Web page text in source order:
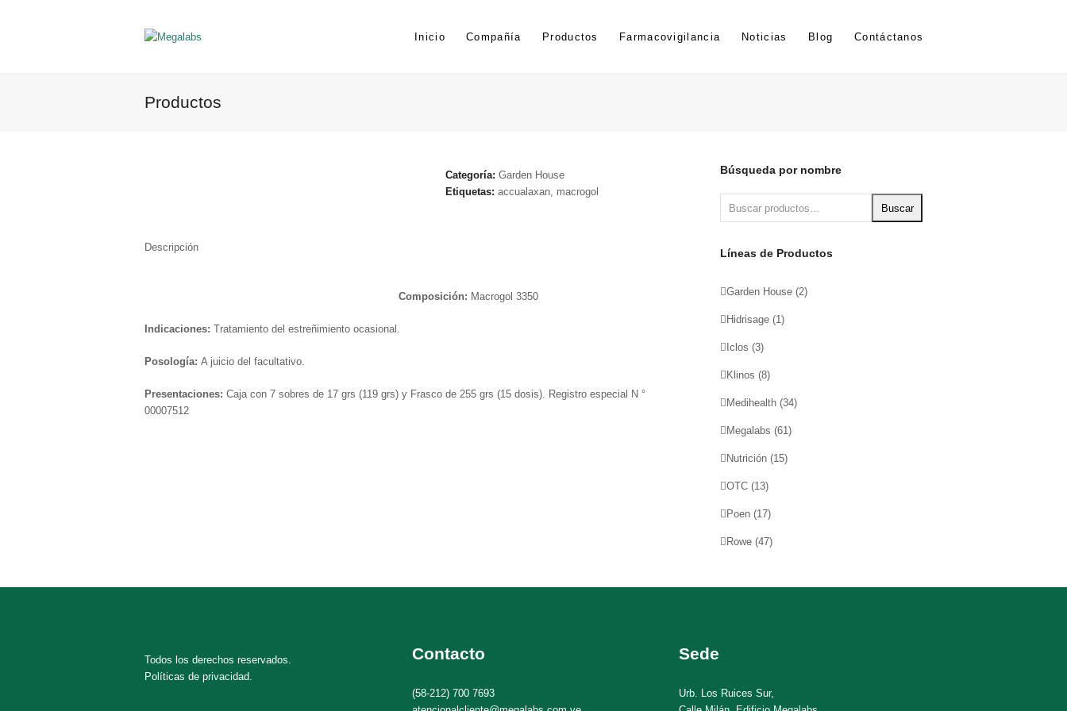
Inicio Compañía Productos Farmacovigilancia Noticias Blog Contáctanos
Productos
Categoría: Garden House
Etiquetas: accualaxan, macrogol
Descripción
Composición: Macrogol 3350
Indicaciones: Tratamiento del estreñimiento ocasional.
Posología: A juicio del facultativo.
Presentaciones: Caja con 7 sobres de 17 grs (119 grs) y Frasco de 255 grs (15 dosis). Registro especial N °
00007512
Búsqueda por nombre
Buscar
Líneas de Productos
Garden House (2)
Hidrisage (1)
Iclos (3)
Klinos (8)
Medihealth (34)
Megalabs (61)
Nutrición (15)
OTC (13)
Poen (17)
Rowe (47)
Todos los derechos reservados.
Políticas de privacidad.
Contacto
(58-212) 700 7693
Sede
Urb. Los Ruices Sur,